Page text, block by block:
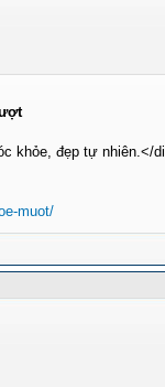
khỏe, đẹp tự nhiên.</
muot/